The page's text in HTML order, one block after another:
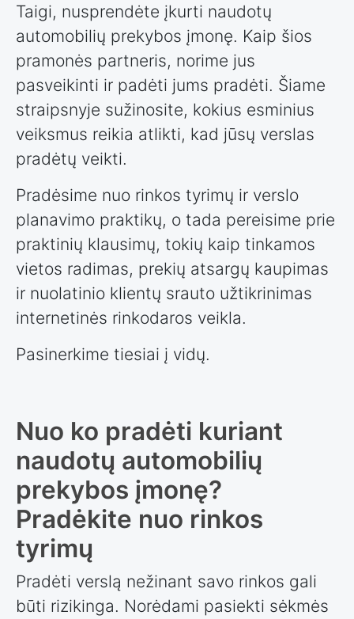
Taigi, nusprendėte įkurti naudotų
automobilių prekybos įmonę. Kaip šios
pramonės partneris, norime jus
pasveikinti ir padėti jums pradėti. Šiame
straipsnyje sužinosite, kokius esminius
veiksmus reikia atlikti, kad jūsų verslas
pradėtų veikti.
Pradėsime nuo rinkos tyrimų ir verslo
planavimo praktikų, o tada pereisime prie
praktinių klausimų, tokių kaip tinkamos
vietos radimas, prekių atsargų kaupimas
ir nuolatinio klientų srauto užtikrinimas
internetinės rinkodaros veikla.
Pasinerkime tiesiai į vidų.
Nuo ko pradėti kuriant
naudotų automobilių
prekybos įmonę?
Pradėkite nuo rinkos
tyrimų
Pradėti verslą nežinant savo rinkos gali
būti rizikinga. Norėdami pasiekti sėkmės